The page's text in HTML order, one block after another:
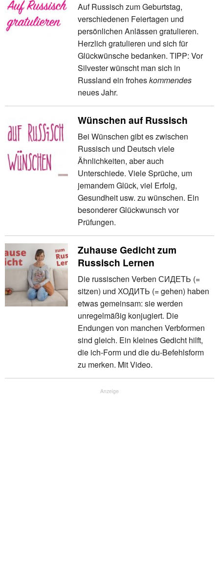
Auf Russisch zum Geburtstag,
verschiedenen Feiertagen und
persönlichen Anlässen gratulieren.
Herzlich gratulieren und sich für
Glückwünsche bedanken. TIPP: Vor
Silvester wünscht man sich in
Russland ein froheskommendes
neues Jahr.
Wünschen auf Russisch
Bei Wünschen gibt es zwischen
Russisch und Deutsch viele
Ähnlichkeiten, aber auch
Unterschiede. Viele Sprüche, um
jemandem Glück, viel Erfolg,
Gesundheit usw. zu wünschen. Ein
besonderer Glückwunsch vor
Prüfungen.
Zuhause Gedicht zum
Russisch Lernen
Die russischen Verben СИДЕТЬ (=
sitzen) und ХОДИТЬ (= gehen) haben
etwas gemeinsam: sie werden
unregelmäßig konjugiert. Die
Endungen von manchen Verbformen
sind gleich. Ein kleines Gedicht hilft,
die ich-Form und die du-Befehlsform
zu merken. Mit Video.
Anzeige